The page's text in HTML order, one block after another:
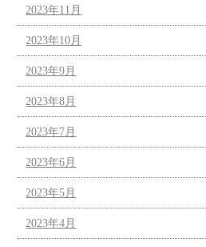
2023年11月
2023年10月
2023年9月
2023年8月
2023年7月
2023年6月
2023年5月
2023年4月